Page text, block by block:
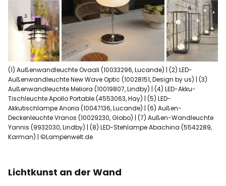
(1) Außenwandleuchte Ovaali (10033296, Lucande) | (2) LED-
Außenwandleuchte New Wave Optic (10028151, Design by us) | (3)
Außenwandleuchte Meliora (10019807, Lindby) | (4) LED-Akku-
Tischleuchte Apollo Portable (4553063, Hay) | (5) LED-
Akkutischlampe Anoria (10047136, Lucande) | (6) Außen-
Deckenleuchte Vranos (10029230, Globo) | (7) Außen-Wandleuchte
Yannis (9932030, Lindby) | (8) LED-Stehlampe Abachina (5542289,
Karman) | ©Lampenwelt.de
Lichtkunst an der Wand